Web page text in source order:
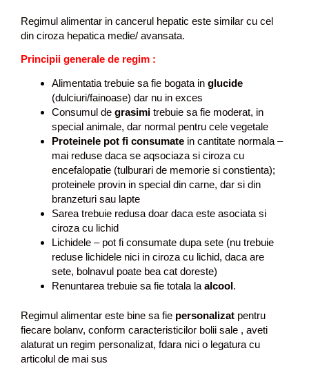
Regimul alimentar in cancerul hepatic este similar cu cel
din ciroza hepatica medie/ avansata.
Principii generale de regim :
Alimentatia trebuie sa fie bogata in glucide
(dulciuri/fainoase) dar nu in exces
Consumul de grasimi trebuie sa fie moderat, in
special animale, dar normal pentru cele vegetale
Proteinele pot fi consumate in cantitate normala –
mai reduse daca se aqsociaza si ciroza cu
encefalopatie (tulburari de memorie si constienta);
proteinele provin in special din carne, dar si din
branzeturi sau lapte
Sarea trebuie redusa doar daca este asociata si
ciroza cu lichid
Lichidele – pot fi consumate dupa sete (nu trebuie
reduse lichidele nici in ciroza cu lichid, daca are
sete, bolnavul poate bea cat doreste)
Renuntarea trebuie sa fie totala la alcool.
Regimul alimentar este bine sa fie personalizat pentru
fiecare bolanv, conform caracteristicilor bolii sale , aveti
alaturat un regim personalizat, fdara nici o legatura cu
articolul de mai sus